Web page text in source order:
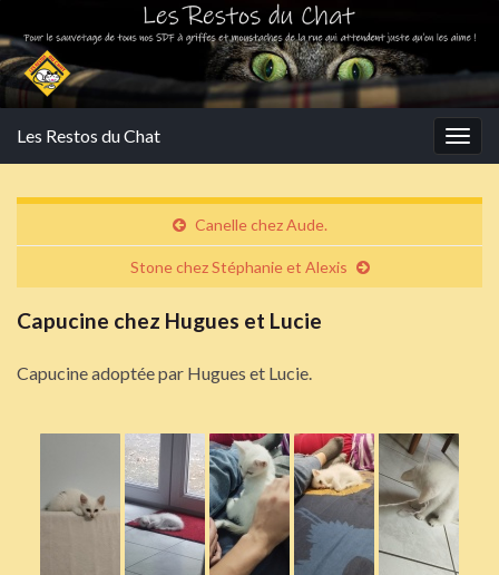
Les Restos du Chat
Canelle chez Aude.
Stone chez Stéphanie et Alexis
Capucine chez Hugues et Lucie
Capucine adoptée par Hugues et Lucie.